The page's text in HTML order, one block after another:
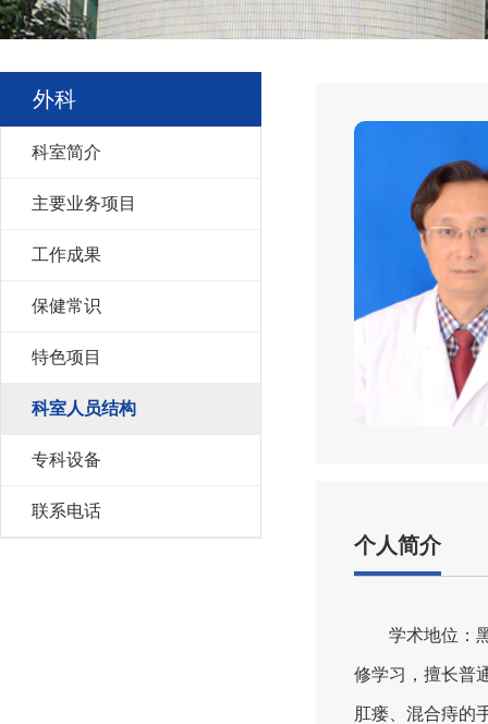
外科
科室简介
主要业务项目
工作成果
保健常识
特色项目
科室人员结构
专科设备
联系电话
个人简介
学术地位：
修学习，擅长普
肛瘘、混合痔的